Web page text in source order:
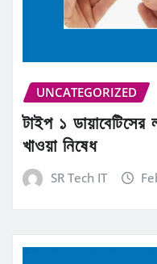
UNCATEGORIZED
টাইপ ১ ডায়াবেটিসের
খাওয়া নিষেধ
SR Tech IT